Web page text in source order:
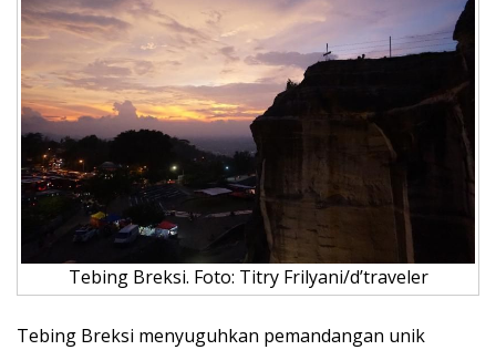
Tebing Breksi. Foto: Titry Frilyani/d’traveler
Tebing Breksi menyuguhkan pemandangan unik